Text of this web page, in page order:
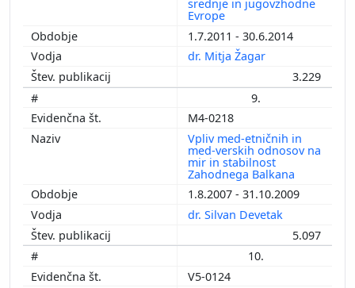
srednje in jugovzhodne
Evrope
1.7.2011 - 30.6.2014
dr. Mitja Žagar
3.229
9.
M4-0218
Vpliv med-etničnih in
med-verskih odnosov na
mir in stabilnost
Zahodnega Balkana
1.8.2007 - 31.10.2009
dr. Silvan Devetak
5.097
10.
V5-0124